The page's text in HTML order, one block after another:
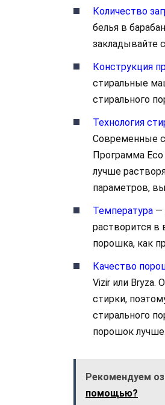
Количество
белья в
закладывайте
Конструкция
стиральные
стирального
Технология
Современные
Программа
лучше
параметров,
Температура —
растворится в
порошка, как
Качество
Vizir или
стирки,
стирального
порошок лучше.
Рекомендуем
помощью?